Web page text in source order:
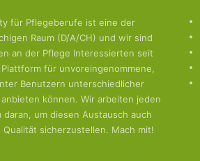
für Pflegeberufe ist eine der
Raum (D/A/CH) und wir sind
an der Pflege Interessierten seit
für unvoreingenommene,
Benutzern unterschiedlicher
können. Wir arbeiten jeden
daran, um diesen Austausch auch
sicherzustellen. Mach mit!